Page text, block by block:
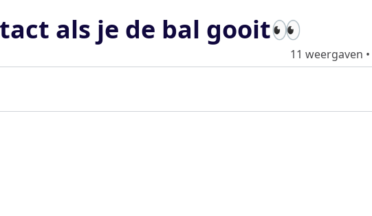
als je de bal gooit👀
11 weergaven •